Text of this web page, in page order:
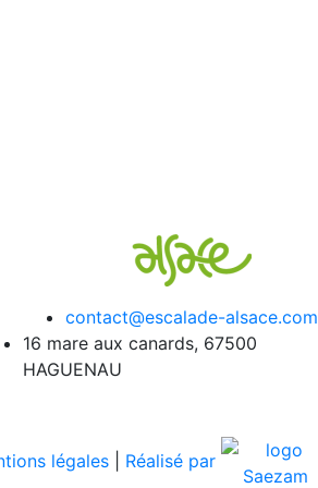
contact@escalade-alsace.com
16 mare aux canards, 67500
HAGUENAU
légales Réalisé par